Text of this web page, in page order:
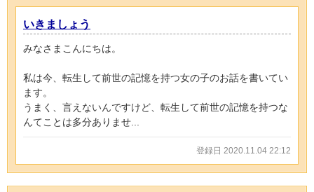
いきましょう
みなさまこんにちは。
私は今、転生して前世の記憶を持つ女の子のお話を書いてい
ます。
うまく、言えないんですけど、転生して前世の記憶を持つな
んてことは多分ありませ...
登録日 2020.11.04 22:12